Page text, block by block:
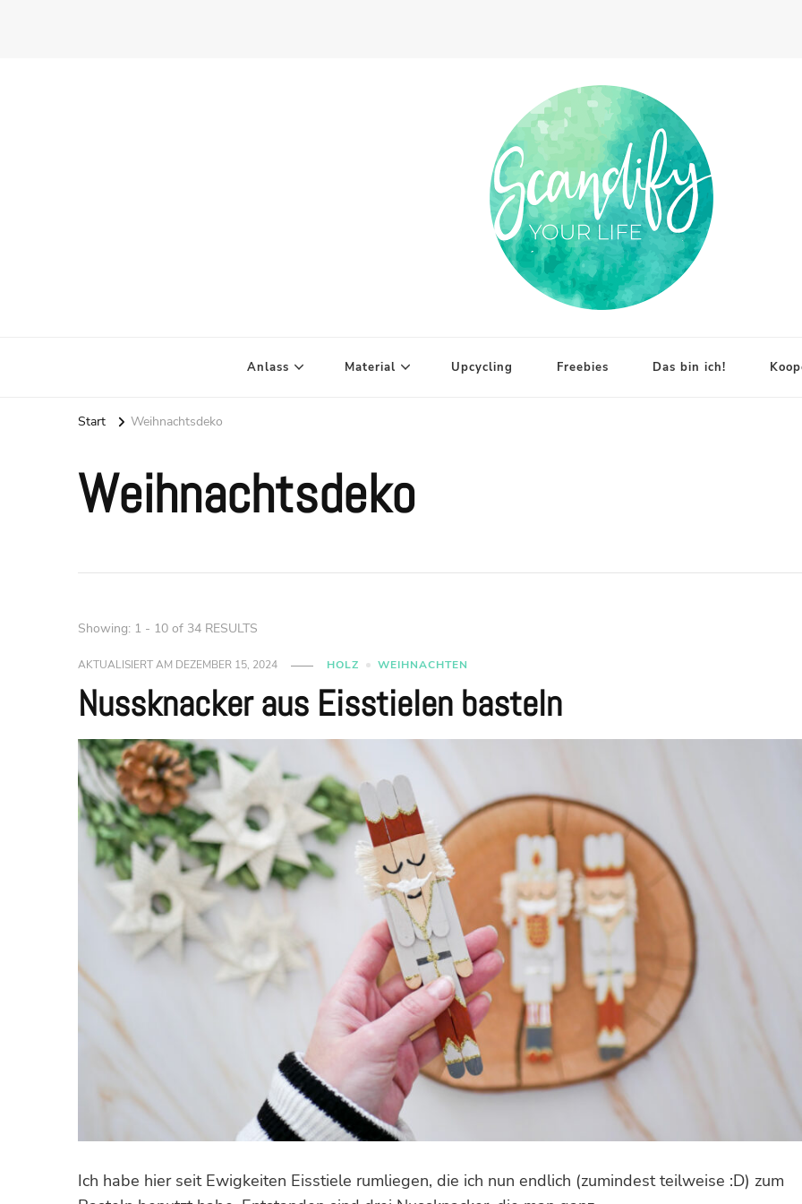
Anlass Material Upcycling Freebies Das bin ich!
Start Weihnachtsdeko
Weihnachtsdeko
Showing: 1 - 10 of 34 RESULTS
AKTUALISIERT AM DEZEMBER 15, 2024 HOLZ WEIHNACHTEN
Nussknacker aus Eisstielen basteln
Ich habe hier seit Ewigkeiten Eisstiele rumliegen, die ich nun endlich (zumindest teilweise :D) zum